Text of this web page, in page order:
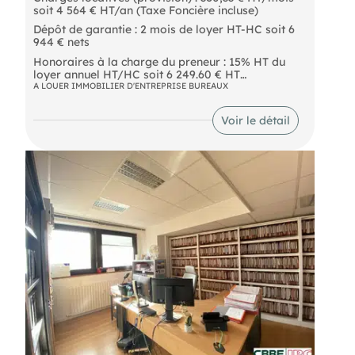
soit 4 564 € HT/an (Taxe Foncière incluse)
Dépôt de garantie : 2 mois de loyer HT-HC soit 6
944 € nets
Honoraires à la charge du preneur : 15% HT du
loyer annuel HT/HC soit 6 249.60 € HT
A LOUER IMMOBILIER D'ENTREPRISE BUREAUX
Voir le détail